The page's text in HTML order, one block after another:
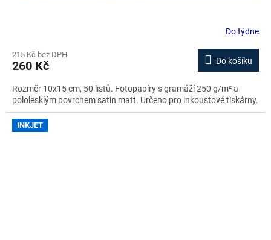
Do týdne
215 Kč bez DPH
260 Kč Do košíku
Rozměr 10x15 cm, 50 listů. Fotopapíry s gramáží 250 g/m² a
pololesklým povrchem satin matt. Určeno pro inkoustové tiskárny.
INKJET